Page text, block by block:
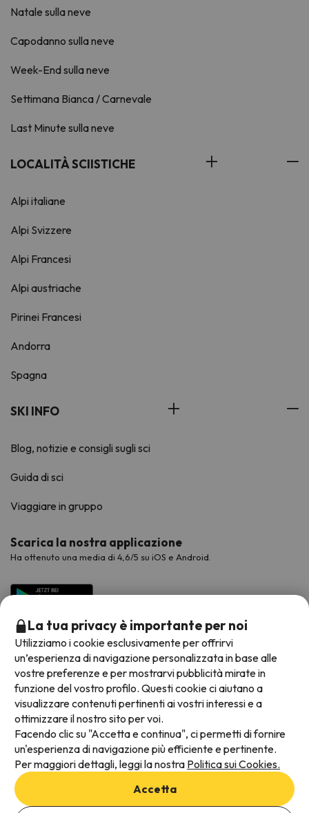
Natale sulla neve
Capodanno sulla neve
Week-End sulla neve
Settimana Bianca / Carnevale
Last Minute sulla neve
LOCALITÀ SCIISTICHE
Alpi italiane
Alpi Svizzere
Alpi Francesi
Alpi austriache
Pirinei Francesi
Andorra
Spagna
SKI INFO
Blog, notizie e consigli sugli sci
Guida di sci
Viaggiare in gruppo
Scarica la nostra applicazione
Ha ottenuto una media di 4,6/5 su iOS e Android.
Metodi di pagamento disponibili
Termini e condizioni generali
Protezione dei dati
La tua privacy è importante per noi
Utilizziamo i cookie esclusivamente per offrirvi
un’esperienza di navigazione personalizzata in base alle
vostre preferenze e per mostrarvi pubblicità mirate in
funzione del vostro profilo. Questi cookie ci aiutano a
visualizzare contenuti pertinenti ai vostri interessi e a
ottimizzare il nostro sito per voi.
Facendo clic su "Accetta e continua", ci permetti di fornire
un'esperienza di navigazione più efficiente e pertinente.
Per maggiori dettagli, leggi la nostra Politica sui Cookies.
Accetta